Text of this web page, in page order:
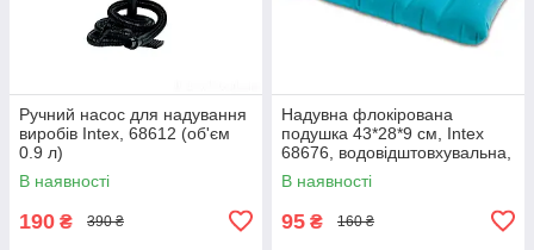
Ручний насос для надування
виробів Intex, 68612 (об'єм
0.9 л)
В наявності
190 ₴ 390 ₴
Надувна флокірована
подушка 43*28*9 см, Intex
68676, водовідштовхувальна,
3 кольори
В наявності
95 ₴ 160 ₴